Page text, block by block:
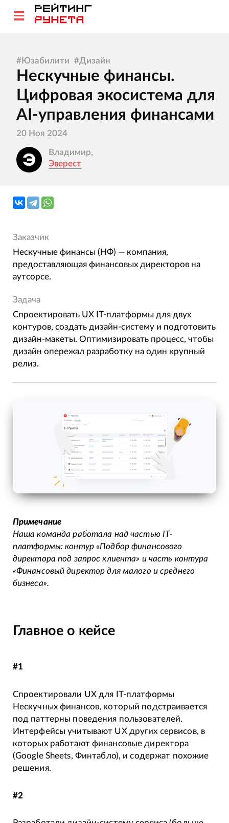
#Юзабилити #Дизайн
Нескучные финансы.
Цифровая экосистема для
AI-управления финансами
20 Ноя 2024
Владимир,
Эверест
Заказчик
Нескучные финансы (НФ) — компания,
предоставляющая финансовых директоров на
аутсорсе.
Задача
Спроектировать UX IT-платформы для двух
контуров, создать дизайн-систему и подготовить
дизайн-макеты. Оптимизировать процесс, чтобы
дизайн опережал разработку на один крупный
релиз.
Примечание
Наша команда работала над частью IT-
платформы: контур «Подбор финансового
директора под запрос клиента» и часть контура
«Финансовый директор для малого и среднего
бизнеса».
Главное о кейсе
#1
Спроектировали UX для IT-платформы
Нескучных финансов, который подстраивается
под паттерны поведения пользователей.
Интерфейсы учитывают UX других сервисов, в
которых работают финансовые директора
(Google Sheets, Финтабло), и содержат похожие
решения.
#2